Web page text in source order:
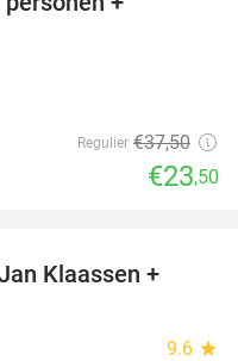
Regulier €37,50
€23,50
Klaassen +
9.6 star